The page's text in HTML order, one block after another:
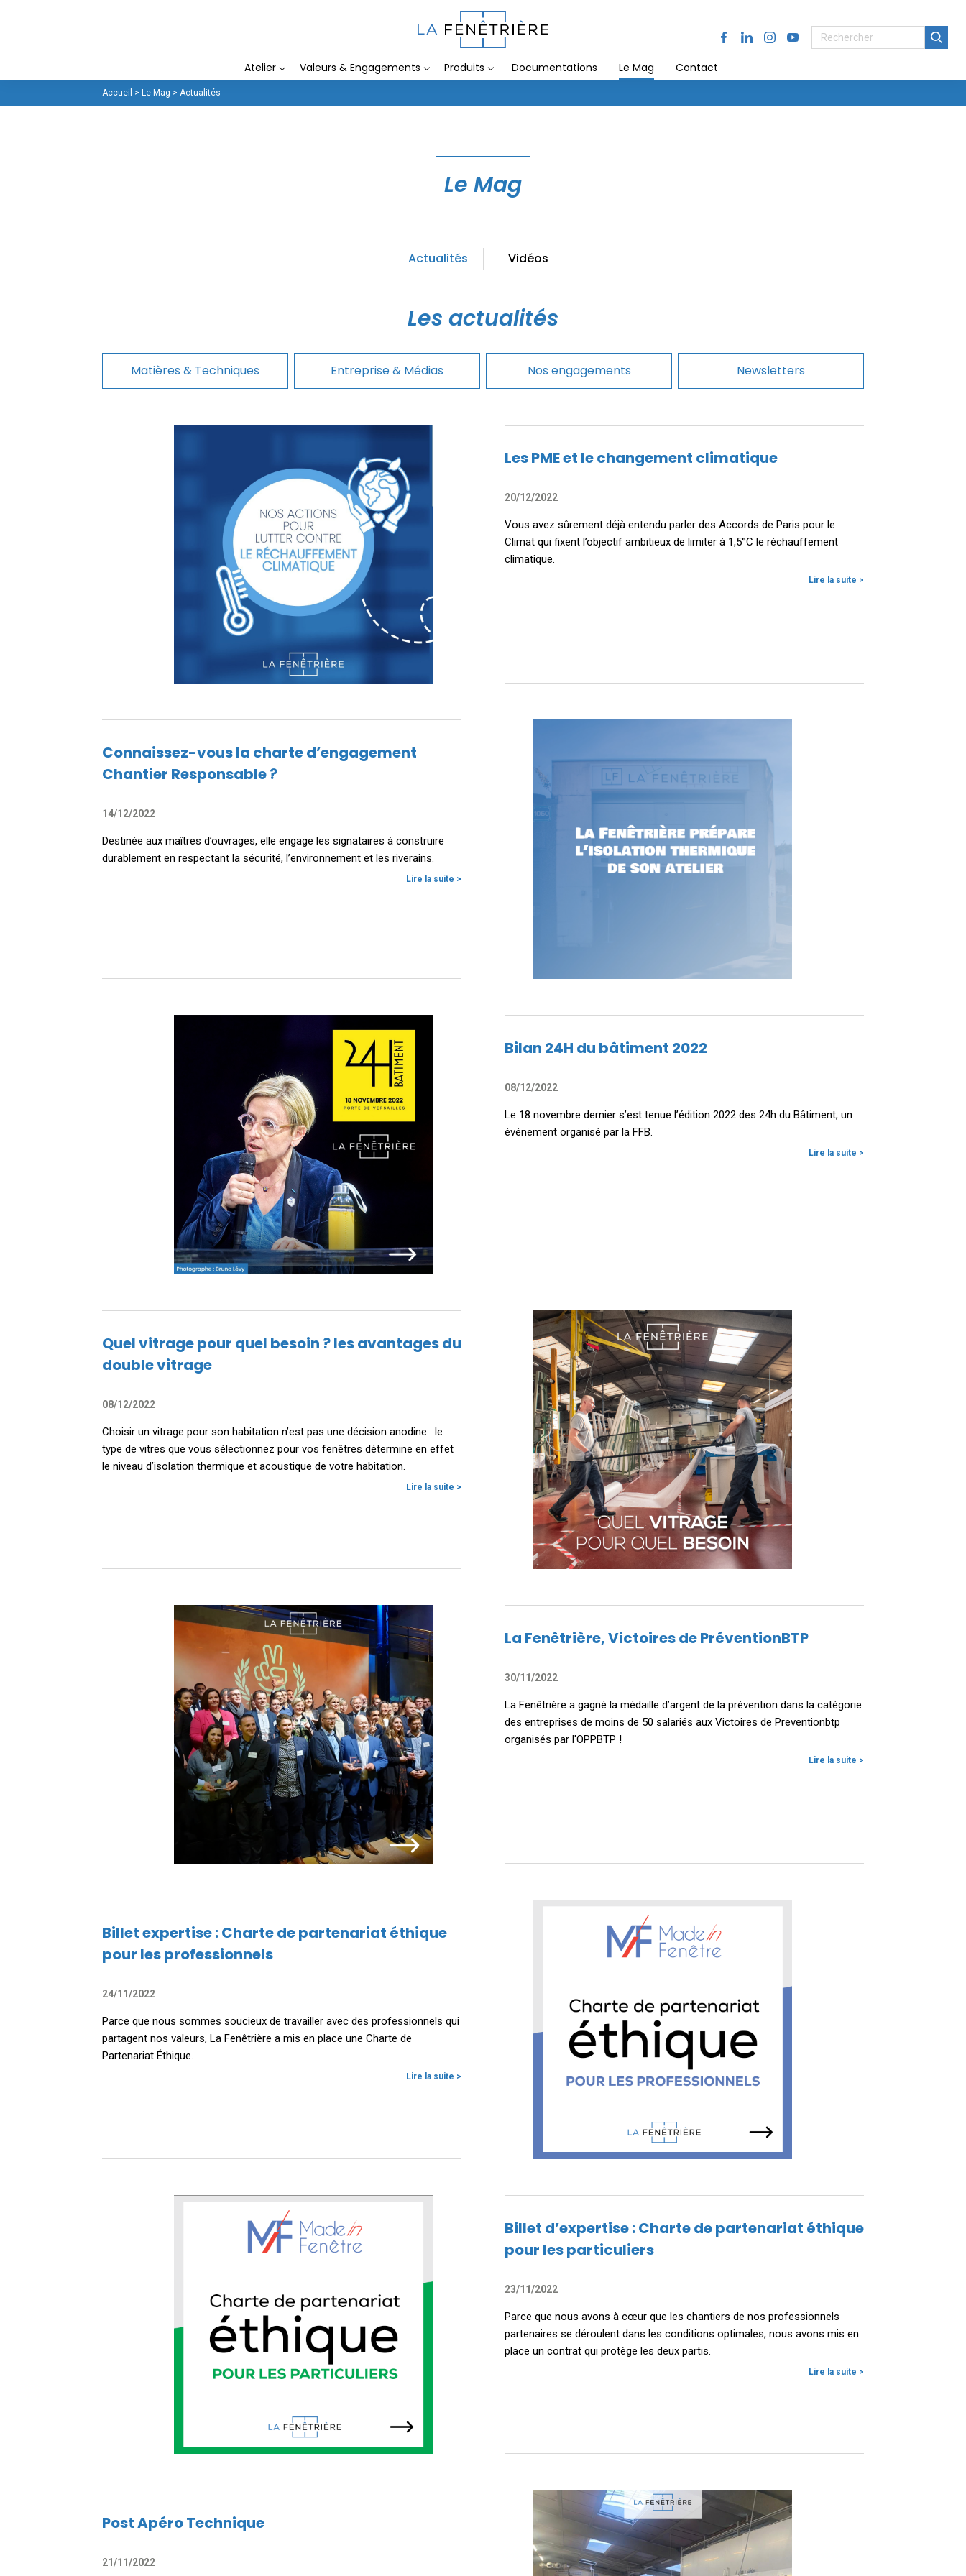
Atelier Valeurs & Engagements Produits Documentations Le Mag Contact
Facebook
LinkedInInstagram
Youtube
Accueil > Le Mag > Actualités
Le Mag
Actualités Vidéos
Les actualités
Matières & Techniques Entreprise & Médias Nos engagements Newsletters
Les PME et le changement climatique
20/12/2022
Vous avez sûrement déjà entendu parler des Accords de Paris pour le
Climat qui fixent l’objectif ambitieux de limiter à 1,5°C le réchauffement
climatique.
Lire la suite >
Connaissez-vous la charte d’engagement
Chantier Responsable ?
14/12/2022
Destinée aux maîtres d’ouvrages, elle engage les signataires à construire
durablement en respectant la sécurité, l’environnement et les riverains.
Lire la suite >
Bilan 24H du bâtiment 2022
08/12/2022
Le 18 novembre dernier s’est tenue l’édition 2022 des 24h du Bâtiment, un
événement organisé par la FFB.
Lire la suite >
Quel vitrage pour quel besoin ? les avantages du
double vitrage
08/12/2022
Choisir un vitrage pour son habitation n’est pas une décision anodine : le
type de vitres que vous sélectionnez pour vos fenêtres détermine en effet
le niveau d’isolation thermique et acoustique de votre habitation.
Lire la suite >
La Fenêtrière, Victoires de PréventionBTP
30/11/2022
La Fenêtrière a gagné la médaille d’argent de la prévention dans la catégorie
des entreprises de moins de 50 salariés aux Victoires de Preventionbtp
organisés par l'OPPBTP !
Lire la suite >
Billet expertise : Charte de partenariat éthique
pour les professionnels
24/11/2022
Parce que nous sommes soucieux de travailler avec des professionnels qui
partagent nos valeurs, La Fenêtrière a mis en place une Charte de
Partenariat Éthique.
Lire la suite >
Billet d’expertise : Charte de partenariat éthique
pour les particuliers
23/11/2022
Parce que nous avons à cœur que les chantiers de nos professionnels
partenaires se déroulent dans les conditions optimales, nous avons mis en
place un contrat qui protège les deux partis.
Lire la suite >
Post Apéro Technique
21/11/2022